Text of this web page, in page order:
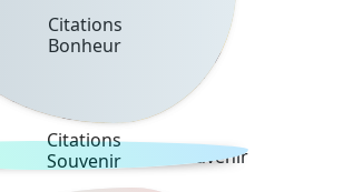
Citations
Bonheur
Citations
Souvenir